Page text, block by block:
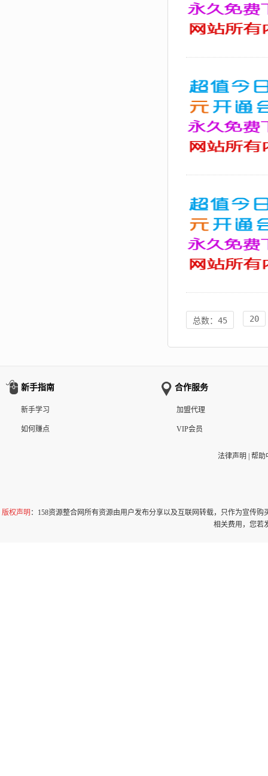
总数：45 20
新手指南
新手学习
如何赚点
合作服务
加盟代理
VIP会员
法律声明 帮助
版权声明 ：158资源整合网所有资源由用户发布分享以及互联网转载，只作为宣传
相关费用，您若